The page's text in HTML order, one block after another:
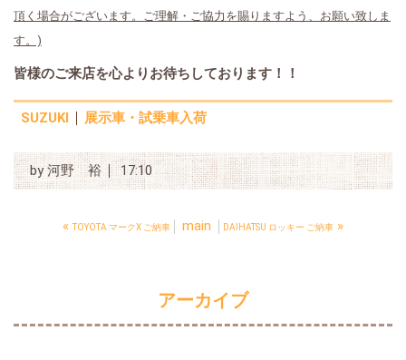
頂く場合がございます。ご理解・ご協力を賜りますよう、お願い致しま
す。)
皆様のご来店を心よりお待ちしております！！
SUZUKI 展示車・試乗車入荷
by河野 裕 17:10
«TOYOTA マークX ご納車 main DAIHATSU ロッキー ご納車 »
アーカイブ